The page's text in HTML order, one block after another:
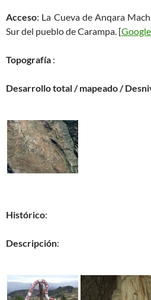
Acceso: La Cueva de Anqara
Sur del pueblo de Carampa. [
Topografía :
Desarrollo total / mapeado /
Histórico:
Descripción: